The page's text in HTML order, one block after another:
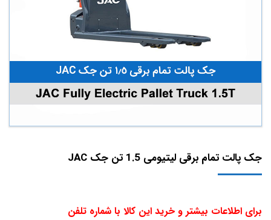
جک پالت تمام برقی لیتیومی 1.5 تن جک JAC
برای اطلاعات بیشتر و خرید این کالا با شماره تلفن